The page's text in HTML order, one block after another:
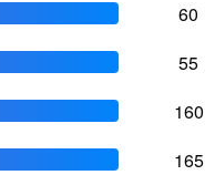
60
55
160
165